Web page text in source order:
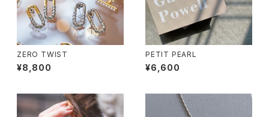
ZERO TWIST
¥8,800
PETIT PEARL
¥6,600